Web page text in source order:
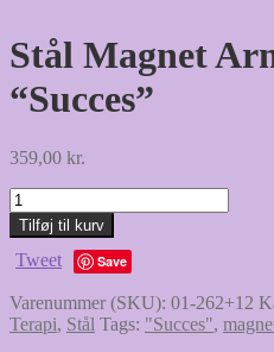
Stål Magnet
“Succes”
359,00 kr.
Stål
Magnet
Armbånd
"Succes"
Tilføj til kurv
Tweet Save
Varenummer (SKU): 01-262+12
Terapi, Stål Tags: "Succes",